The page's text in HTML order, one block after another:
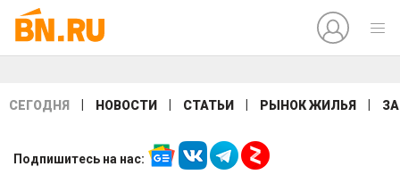
СЕГОДНЯ НОВОСТИ СТАТЬИ РЫНОК ЖИЛЬЯ
Подпишитесь на нас: